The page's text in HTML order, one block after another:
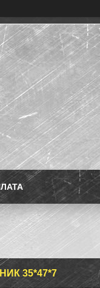
35*47*7